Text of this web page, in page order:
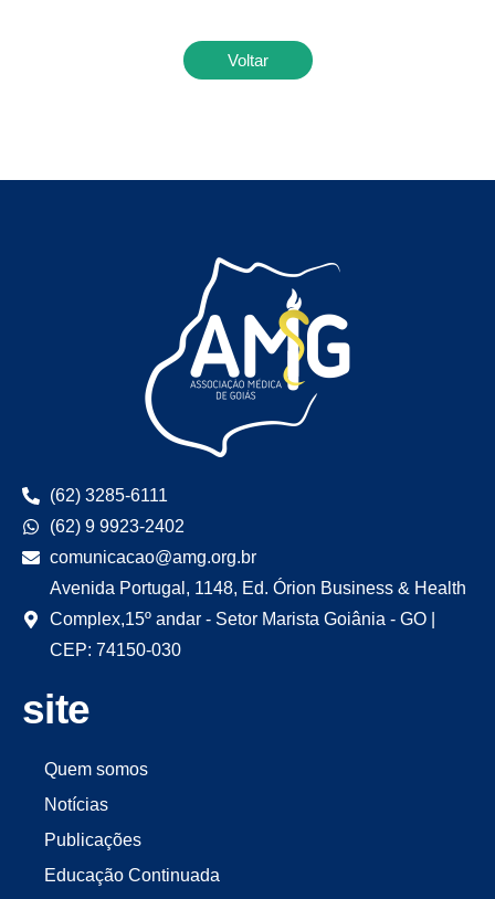
Voltar
(62) 3285-6111
(62) 9 9923-2402
comunicacao@amg.org.br
Avenida Portugal, 1148, Ed. Órion Business & Health
Complex,15º andar - Setor Marista Goiânia - GO |
CEP: 74150-030
site
Quem somos
Notícias
Publicações
Educação Continuada